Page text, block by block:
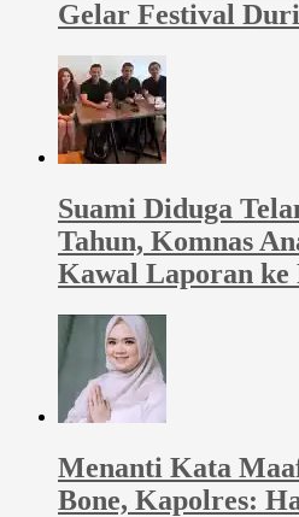
Gelar Festival
Suami Diduga
Tahun, Komnas
Kawal Laporan ke
Menanti Kata
Bone, Kapolres: